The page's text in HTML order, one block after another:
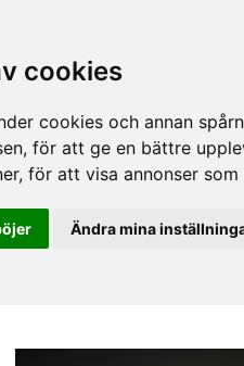
cookies
cookies och annan
, för att ge en bättre
, för att visa annonser
Ändra mina